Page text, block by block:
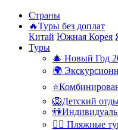
Страны
🔥Туры без доплат
Китай Южная Корея
Туры
🎄 Новый Год
🌍
🦁Детский
🏊‍♂ Пляжные